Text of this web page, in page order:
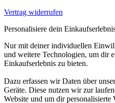
Vertrag widerrufen
Personalisiere dein
Nur mit deiner individuellen
und weitere Technologien, um dir
Einkaufserlebnis zu bieten.
Dazu erfassen wir Daten über
Geräte. Diese nutzen wir zur
Website und um dir personalisierte